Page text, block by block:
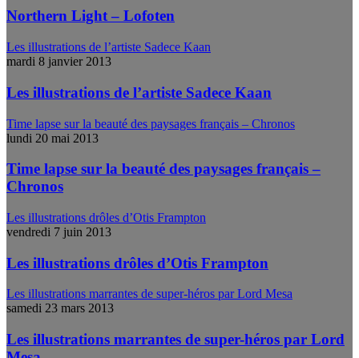
Northern Light – Lofoten
Les illustrations de l’artiste Sadece Kaan
mardi 8 janvier 2013
Les illustrations de l’artiste Sadece Kaan
Time lapse sur la beauté des paysages français – Chronos
lundi 20 mai 2013
Time lapse sur la beauté des paysages français –
Chronos
Les illustrations drôles d’Otis Frampton
vendredi 7 juin 2013
Les illustrations drôles d’Otis Frampton
Les illustrations marrantes de super-héros par Lord Mesa
samedi 23 mars 2013
Les illustrations marrantes de super-héros par Lord